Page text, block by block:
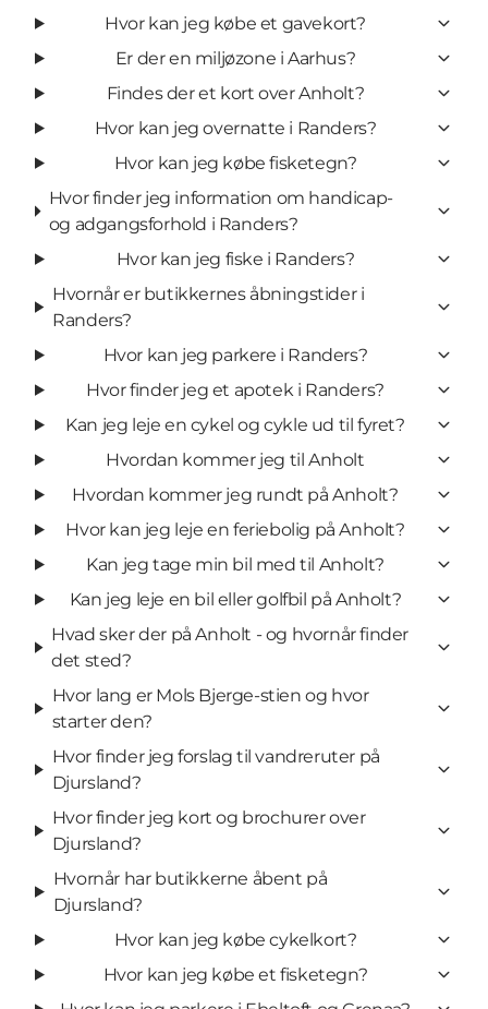
Hvor kan jeg købe et gavekort?
Er der en miljøzone i Aarhus?
Findes der et kort over Anholt?
Hvor kan jeg overnatte i Randers?
Hvor kan jeg købe fisketegn?
Hvor finder jeg information om handicap-
og adgangsforhold i Randers?
Hvor kan jeg fiske i Randers?
Hvornår er butikkernes åbningstider i
Randers?
Hvor kan jeg parkere i Randers?
Hvor finder jeg et apotek i Randers?
Kan jeg leje en cykel og cykle ud til fyret?
Hvordan kommer jeg til Anholt
Hvordan kommer jeg rundt på Anholt?
Hvor kan jeg leje en feriebolig på Anholt?
Kan jeg tage min bil med til Anholt?
Kan jeg leje en bil eller golfbil på Anholt?
Hvad sker der på Anholt - og hvornår finder
det sted?
Hvor lang er Mols Bjerge-stien og hvor
starter den?
Hvor finder jeg forslag til vandreruter på
Djursland?
Hvor finder jeg kort og brochurer over
Djursland?
Hvornår har butikkerne åbent på
Djursland?
Hvor kan jeg købe cykelkort?
Hvor kan jeg købe et fisketegn?